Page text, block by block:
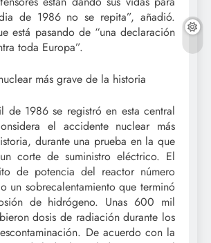
de 1986 no se repita”, añadió.
está pasando de “una declaración
toda Europa”.
más grave de la historia
de 1986 se registró en esta central
el accidente nuclear más
durante una prueba en la que
corte de suministro eléctrico. El
de potencia del reactor número
un sobrecalentamiento que terminó
de hidrógeno. Unas 600 mil
dosis de radiación durante los
De acuerdo con la